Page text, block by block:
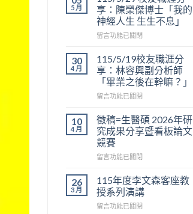
=
生
醫
碩
看
板
論
競
於
6/12
上
午
9:30
D
區
3
樓
5 月
享：陳榮傑博士「我的
神經人生 生生不息」
在
校
友
職
分
陳
榮
傑
博
士
的
神
經
人
留言功能已關閉
30
4 月
115/5/19校友職涯分
享：林容興副分析師
「畢業之後在幹嘛？」
在
校
友
職
涯
分
林
容
興
副
留言功能已關閉
10
4 月
徵稿=生醫碩 2026年研
究成果分享暨看板論文
競賽
在
稿
=
生
醫
留言功能已關閉
26
3 月
115年度李文森客座教
授系列演講
在
留言功能已關閉